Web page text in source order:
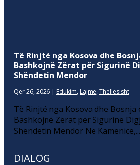
Të Rinjtë nga Kosova dhe
Bashkojnë Zërat për Sigurinë
Shëndetin Mendor
Qer 26, 2026 | Edukim, Lajme, Thellesisht
Të Rinjtë nga Kosova dhe Bosnja
Bashkojnë Zërat për Sigurinë
Shëndetin Mendor Në Kamenicë,...
DIALOG